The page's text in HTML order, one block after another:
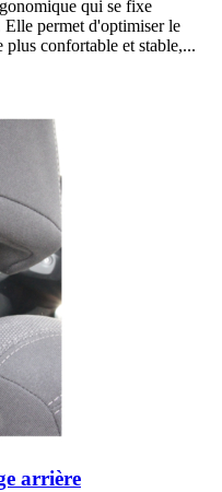
qui se fixe
permet d'optimiser le
confortable et stable,...
arrière